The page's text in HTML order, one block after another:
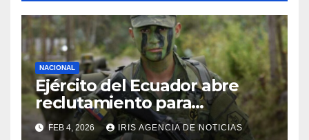
NACIONAL
Ejército del Ecuador abre
reclutamiento para
bachilleres a partir de este
FEB 4, 2026 IRIS AGENCIA DE NOTICIAS